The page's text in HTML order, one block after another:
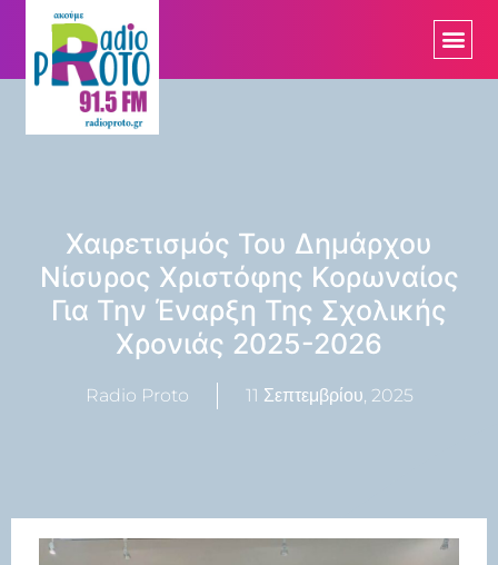
Χαιρετισμός Του Δημάρχου
Νίσυρος Χριστόφης Κορωναίος
Για Την Έναρξη Της Σχολικής
Χρονιάς 2025-2026
Radio Proto 11 Σεπτεμβρίου, 2025